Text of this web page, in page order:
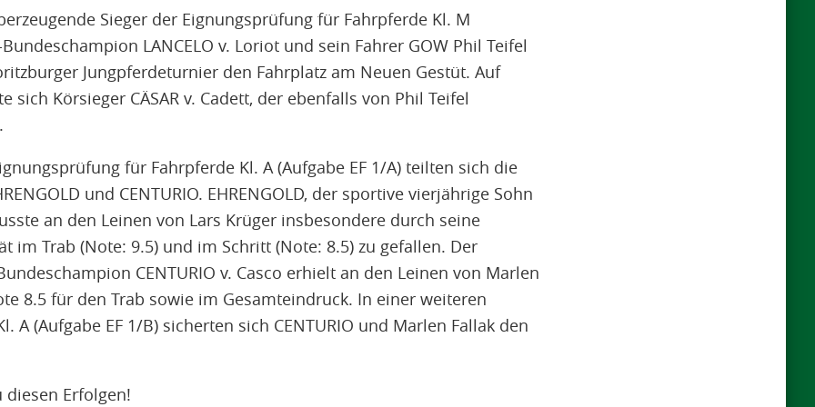
Sieger der Eignungsprüfung für Fahrpferde Kl. M
LANCELO v. Loriot und sein Fahrer GOW Phil Teifel
Jungpferdeturnier den Fahrplatz am Neuen Gestüt. Auf
sich Körsieger CÄSAR v. Cadett, der ebenfalls von Phil Teifel
für Fahrpferde Kl. A (Aufgabe EF 1/A) teilten sich die
und CENTURIO. EHRENGOLD, der sportive vierjährige Sohn
an den Leinen von Lars Krüger insbesondere durch seine
im Trab (Note: 9.5) und im Schritt (Note: 8.5) zu gefallen. Der
CENTURIO v. Casco erhielt an den Leinen von Marlen
8.5 für den Trab sowie im Gesamteindruck. In einer weiteren
A (Aufgabe EF 1/B) sicherten sich CENTURIO und Marlen Fallak den
Erfolgen!